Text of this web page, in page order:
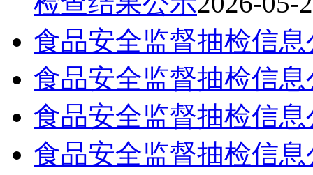
食品安全监督抽检信
食品安全监督抽检信
食品安全监督抽检信
食品安全监督抽检信